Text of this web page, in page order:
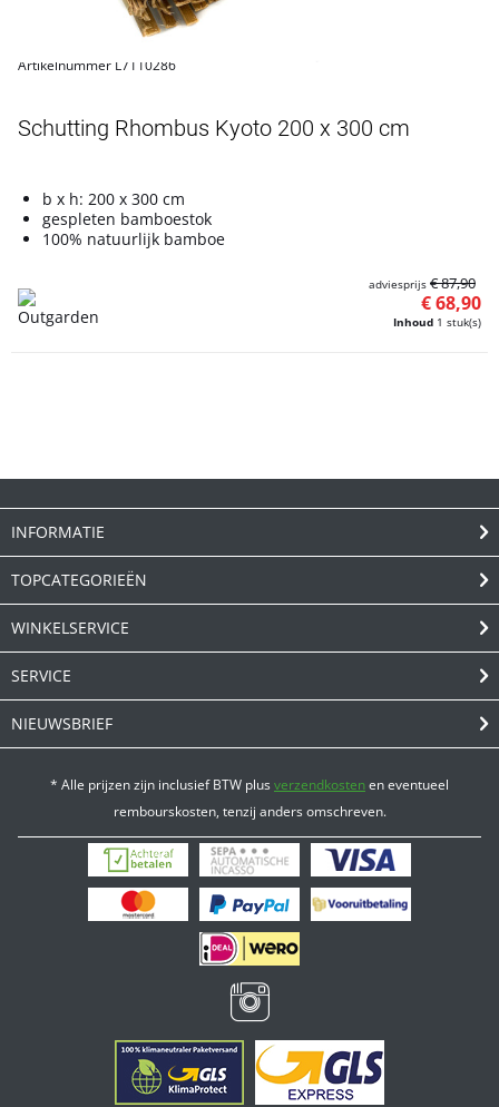
Artikelnummer L7110286
Schutting Rhombus Kyoto 200 x 300 cm
b x h: 200 x 300 cm
gespleten bamboestok
100% natuurlijk bamboe
Inhoud 1 stuk(s)
€ 68,90
adviesprijs € 87,90
INFORMATIE
TOPCATEGORIEËN
WINKELSERVICE
SERVICE
NIEUWSBRIEF
* Alle prijzen zijn inclusief BTW plusverzendkostenen eventueel
rembourskosten, tenzij anders omschreven.